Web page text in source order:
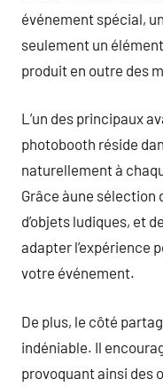
événement spécial,
seulement un
produit en outre des
L’un des principaux
photobooth réside
naturellement à
Grâce àune sélection
d’objets ludiques, et
adapter l’expérience
votre événement.
De plus, le côté
indéniable. Il
provoquant ainsi des